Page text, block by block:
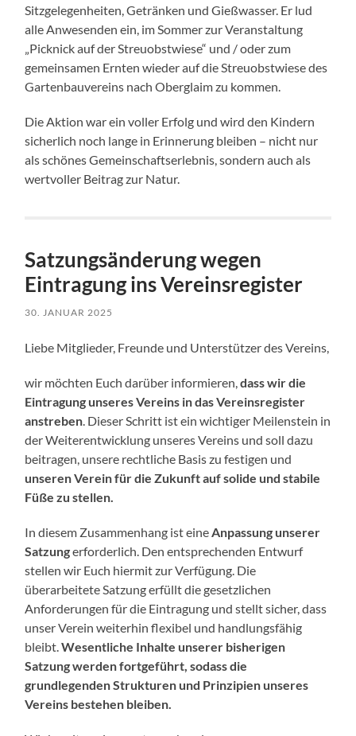
Sitzgelegenheiten, Getränken und Gießwasser. Er lud
alle Anwesenden ein, im Sommer zur Veranstaltung
„Picknick auf der Streuobstwiese“ und / oder zum
gemeinsamen Ernten wieder auf die Streuobstwiese des
Gartenbauvereins nach Oberglaim zu kommen.
Die Aktion war ein voller Erfolg und wird den Kindern
sicherlich noch lange in Erinnerung bleiben – nicht nur
als schönes Gemeinschaftserlebnis, sondern auch als
wertvoller Beitrag zur Natur.
Satzungsänderung wegen
Eintragung ins Vereinsregister
30. JANUAR 2025
Liebe Mitglieder, Freunde und Unterstützer des Vereins,
wir möchten Euch darüber informieren,dass wir die
Eintragung unseres Vereins in das Vereinsregister
anstreben. Dieser Schritt ist ein wichtiger Meilenstein in
der Weiterentwicklung unseres Vereins und soll dazu
beitragen, unsere rechtliche Basis zu festigen und
unseren Verein für die Zukunft auf solide und stabile
Füße zu stellen.
In diesem Zusammenhang ist eineAnpassung unserer
Satzungerforderlich. Den entsprechenden Entwurf
stellen wir Euch hiermit zur Verfügung. Die
überarbeitete Satzung erfüllt die gesetzlichen
Anforderungen für die Eintragung und stellt sicher, dass
unser Verein weiterhin flexibel und handlungsfähig
bleibt.Wesentliche Inhalte unserer bisherigen
Satzung werden fortgeführt, sodass die
grundlegenden Strukturen und Prinzipien unseres
Vereins bestehen bleiben.